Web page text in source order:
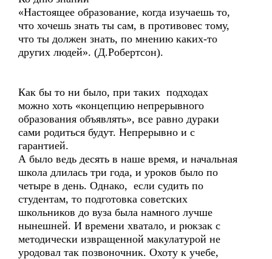
«Настоящее образование, когда изучаешь то,
что хочешь знать ты сам, в противовес тому,
что ты должен знать, по мнению каких-то
других людей». (Д.Робертсон).
Как бы то ни было, при таких подходах
можно хоть «концепцию непрерывного
образования объявлять», все равно дураки
сами родиться будут. Непрерывно и с
гарантией.
А было ведь десять в наше время, и начальная
школа длилась три года, и уроков было по
четыре в день. Однако, если судить по
студентам, то подготовка советских
школьников до вуза была намного лучше
нынешней. И времени хватало, и рюкзак с
методически извращенной макулатурой не
уродовал так позвоночник. Охоту к учебе,